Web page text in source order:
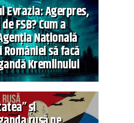
Evrazia: Agerpres,
FSB? Cum a
Națională
să facă
Kremlinului
și